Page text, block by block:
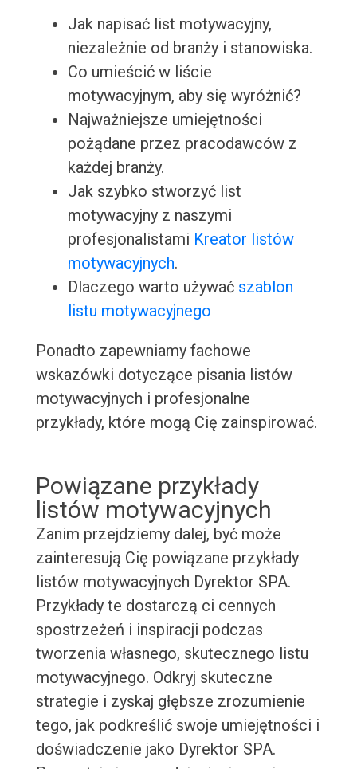
Jak napisać list motywacyjny,
niezależnie od branży i stanowiska.
Co umieścić w liście
motywacyjnym, aby się wyróżnić?
Najważniejsze umiejętności
pożądane przez pracodawców z
każdej branży.
Jak szybko stworzyć list
motywacyjny z naszymi
profesjonalistami Kreator listów
motywacyjnych.
Dlaczego warto używać szablon
listu motywacyjnego
Ponadto zapewniamy fachowe
wskazówki dotyczące pisania listów
motywacyjnych i profesjonalne
przykłady, które mogą Cię zainspirować.
Powiązane przykłady
listów motywacyjnych
Zanim przejdziemy dalej, być może
zainteresują Cię powiązane przykłady
listów motywacyjnych Dyrektor SPA.
Przykłady te dostarczą ci cennych
spostrzeżeń i inspiracji podczas
tworzenia własnego, skutecznego listu
motywacyjnego. Odkryj skuteczne
strategie i zyskaj głębsze zrozumienie
tego, jak podkreślić swoje umiejętności i
doświadczenie jako Dyrektor SPA.